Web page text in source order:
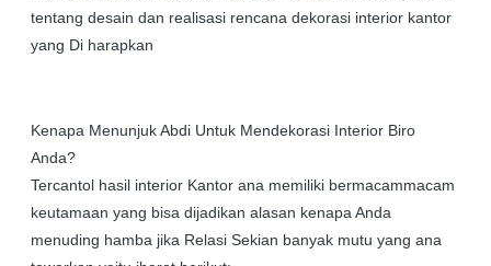
tentang desain dan realisasi rencana dekorasi interior kantor
yang Di harapkan
Kenapa Menunjuk Abdi Untuk Mendekorasi Interior Biro
Anda?
Tercantol hasil interior Kantor ana memiliki bermacammacam
keutamaan yang bisa dijadikan alasan kenapa Anda
menuding hamba jika Relasi Sekian banyak mutu yang ana